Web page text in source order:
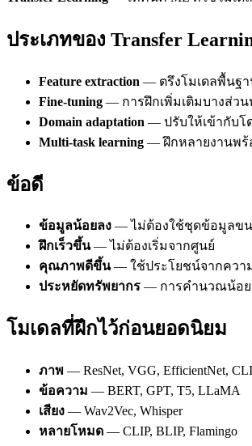
ประเภทของ Transfer
Feature extraction — ตรึงโมเดลพื้นฐา
Fine-tuning — การฝึกเพิ่มเติมบางส่วน
Domain adaptation — ปรับให้เข้ากับโ
Multi-task learning — ฝึกหลายงานพ
ข้อดี
ข้อมูลน้อยลง — ไม่ต้องใช้ชุดข้อมูลข
ฝึกเร็วขึ้น— ไม่ต้องเริ่มจากศูนย์
คุณภาพดีขึ้น— ใช้ประโยชน์จากคว
ประหยัดทรัพยากร — การคำนวณน้อย
โมเดลที่ฝึกไว้ก่อนยอดนิยม
ภาพ — ResNet, VGG, EfficientNet,
ข้อความ — BERT, GPT, T5, LLaMA
เสียง — Wav2Vec, Whisper
หลายโหมด — CLIP, BLIP, Flamingo